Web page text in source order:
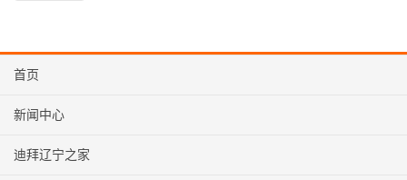
首页
新闻中心
迪拜辽宁之家